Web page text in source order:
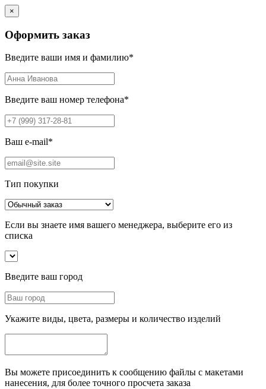
×
Оформить заказ
Введите ваши имя и фамилию*
Введите ваш номер телефона*
Ваш e-mail*
Тип покупки
Если вы знаете имя вашего менеджера, выберите его из
списка
Введите ваш город
Укажите виды, цвета, размеры и количество изделий
Вы можете присоединить к сообщению файлы с макетами
нанесения, для более точного просчета заказа